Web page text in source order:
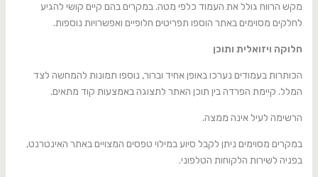
מקש הרווח גולל את העמוד כלפי מטה. במקרים בהם קיים קושי להגיע
לחלקים מסוימים באתר הוספו תפריטים חלופיים ואפשרויות נוספות.
חלוקה ויזואלית ותוכן
הכותרות בעמודים נערכו באופן אחיד וברור, נוספו תמונות להמחשה לצד
המלל. קיימת הפרדה בין תוכן האתר לתצוגה באמצעות קוד מתאים.
הרשימה לעיל אינה ממצה.
במקרים מסוימים ניתן לקבל סיוע במילוי טפסים המצויים באתר האינטרנט,
בפניה לשירות הלקוחות הטלפוני.